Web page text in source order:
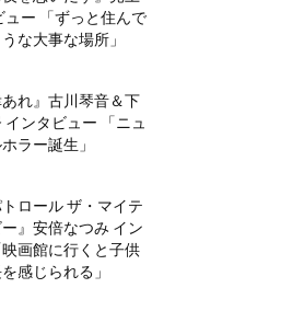
ュー 「ずっと住んで
な大事な場所」
あれ』古川琴音＆下
ンタビュー 「ニュ
ラー誕生」
トロール ザ・マイテ
』安倍なつみ イン
画館に行くと子供
感じられる」